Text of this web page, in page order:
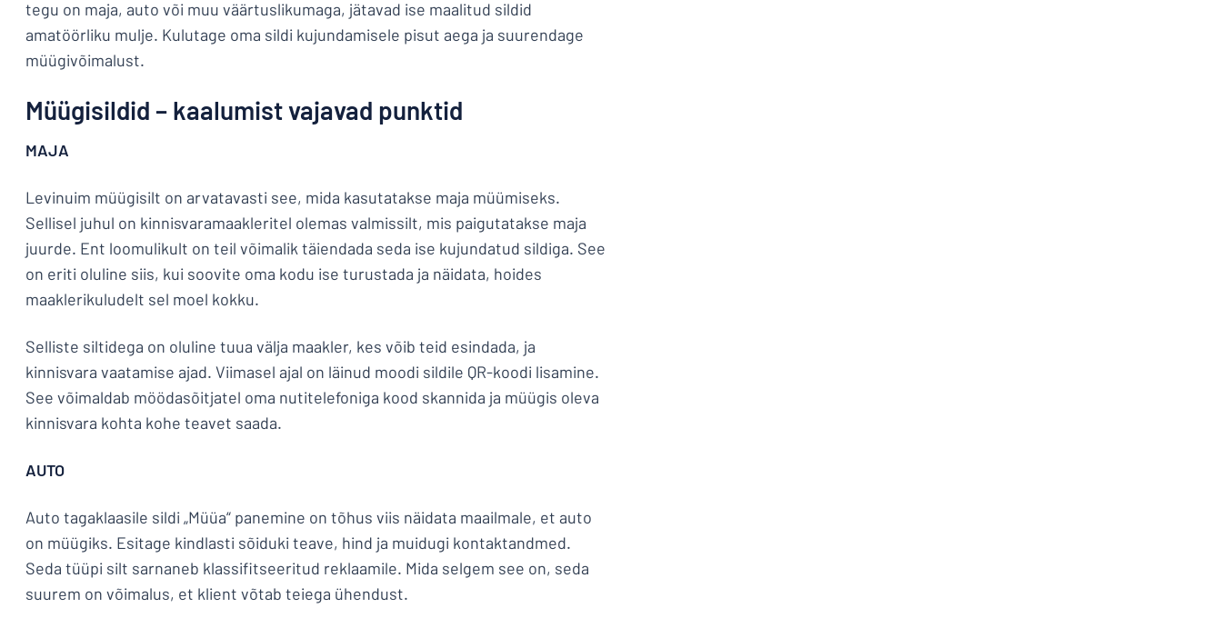
tegu on maja, auto või muu väärtuslikumaga, jätavad ise maalitud sildid
amatöörliku mulje. Kulutage oma sildi kujundamisele pisut aega ja suurendage
müügivõimalust.
Müügisildid – kaalumist vajavad punktid
MAJA
Levinuim müügisilt on arvatavasti see, mida kasutatakse maja müümiseks.
Sellisel juhul on kinnisvaramaakleritel olemas valmissilt, mis paigutatakse maja
juurde. Ent loomulikult on teil võimalik täiendada seda ise kujundatud sildiga. See
on eriti oluline siis, kui soovite oma kodu ise turustada ja näidata, hoides
maaklerikuludelt sel moel kokku.
Selliste siltidega on oluline tuua välja maakler, kes võib teid esindada, ja
kinnisvara vaatamise ajad. Viimasel ajal on läinud moodi sildile QR-koodi lisamine.
See võimaldab möödasõitjatel oma nutitelefoniga kood skannida ja müügis oleva
kinnisvara kohta kohe teavet saada.
AUTO
Auto tagaklaasile sildi „Müüa“ panemine on tõhus viis näidata maailmale, et auto
on müügiks. Esitage kindlasti sõiduki teave, hind ja muidugi kontaktandmed.
Seda tüüpi silt sarnaneb klassifitseeritud reklaamile. Mida selgem see on, seda
suurem on võimalus, et klient võtab teiega ühendust.